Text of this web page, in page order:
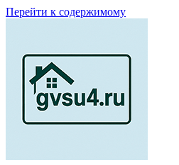
Перейти к содержимому